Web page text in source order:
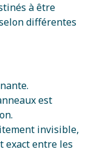
à être
différentes
est
invisible,
exact entre les